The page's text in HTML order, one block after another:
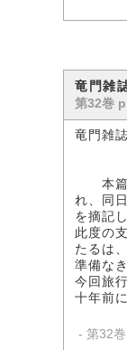
竜門雑
第32巻
竜門雑
○長
本篇は
れ、同
を摘記
此度の
たるは
準備な
今回旅
十年前
- 第32